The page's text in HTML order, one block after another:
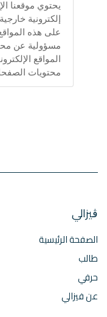
يحتوي موقعنا
إلكترونية
على هذه المواقع
مسؤولية عن
المواقع
محتويات
ڨيزالي
الصفحة الرئيسية
طالب
حرفي
عن فيزالي